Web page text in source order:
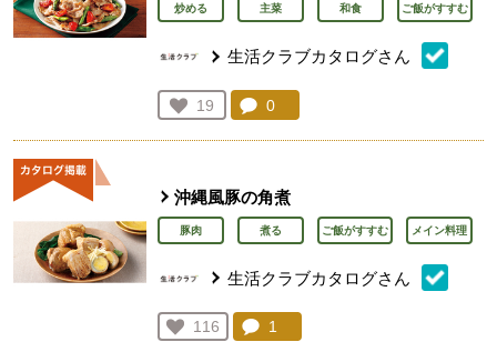
炒める 主菜 和食 ご飯がすすむ
生活クラブカタログさん
お気に入り登録：
19
人が登録
コメント：
0
沖縄風豚の角煮
豚肉 煮る ご飯がすすむ メイン料理
生活クラブカタログさん
お気に入り登録：
116
人が登録
コメント：
1